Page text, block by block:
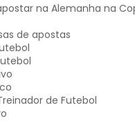
na Alemanha na
de apostas
de Futebol